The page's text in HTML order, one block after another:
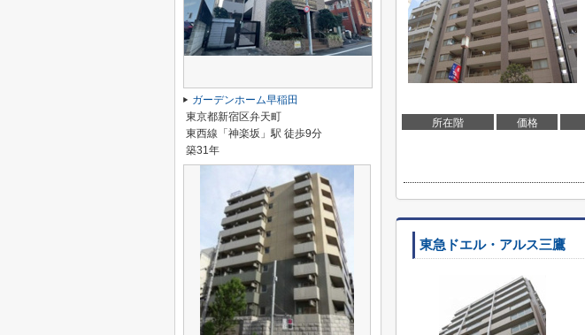
所在階 価格
東急ドエル・アルス三鷹
ガーデンホーム早稲田
東京都新宿区弁天町
東西線「神楽坂」駅 徒歩9分
築31年